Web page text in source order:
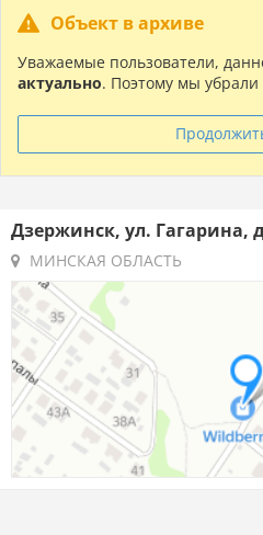
Объект в архиве
Уважаемые пользователи,
актуально. Поэтому мы убрали
Дзержинск, ул. Гагарина,
МИНСКАЯ ОБЛАСТЬ